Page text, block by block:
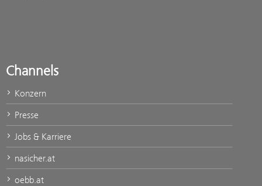
Channels
Konzern
Presse
Jobs & Karriere
nasicher.at
oebb.at